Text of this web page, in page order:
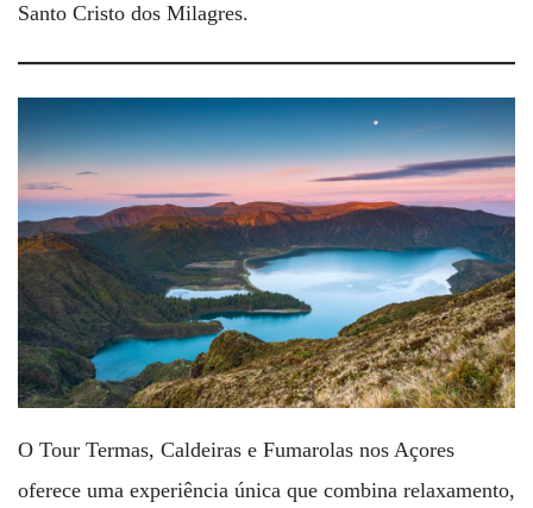
Santo Cristo dos Milagres.
O Tour Termas, Caldeiras e Fumarolas nos Açores
oferece uma experiência única que combina relaxamento,